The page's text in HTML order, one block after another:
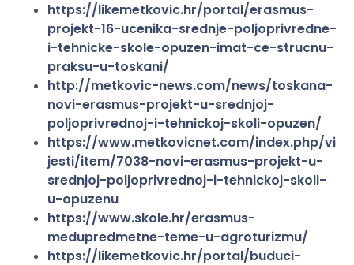
https://likemetkovic.hr/portal/erasmus-
projekt-16-ucenika-srednje-poljoprivredne-
i-tehnicke-skole-opuzen-imat-ce-strucnu-
praksu-u-toskani/
http://metkovic-news.com/news/toskana-
novi-erasmus-projekt-u-srednjoj-
poljoprivrednoj-i-tehnickoj-skoli-opuzen/
https://www.metkovicnet.com/index.php/vi
jesti/item/7038-novi-erasmus-projekt-u-
srednjoj-poljoprivrednoj-i-tehnickoj-skoli-
u-opuzenu
https://www.skole.hr/erasmus-
medupredmetne-teme-u-agroturizmu/
https://likemetkovic.hr/portal/buduci-